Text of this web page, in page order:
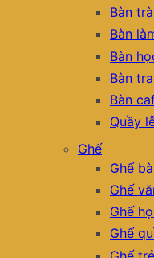
Bàn trà
Bàn
Bàn
Bàn
Bàn
Quầy
Ghế
Ghế
Ghế
Ghế
Ghế